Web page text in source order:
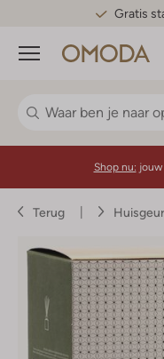
Gratis
Menu
Shop nu:
Terug